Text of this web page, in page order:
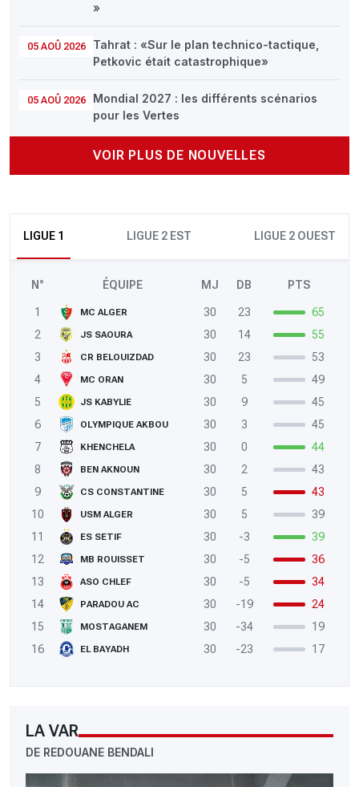
»
05 AOÛ 2026
Tahrat : «Sur le plan technico-tactique,
Petkovic était catastrophique»
05 AOÛ 2026
Mondial 2027 : les différents scénarios
pour les Vertes
VOIR PLUS DE NOUVELLES
LIGUE 1 LIGUE 2 EST LIGUE 2 OUEST
N° ÉQUIPE MJ DB PTS
1 MC ALGER 30 23
65
2
JS SAOURA 30 14
55
3
CR BELOUIZDAD 30 23
53
4
MC ORAN 30 5
49
5
JS KABYLIE 30 9
45
6
OLYMPIQUE AKBOU 30 3
45
7
KHENCHELA 30 0
44
8
BEN AKNOUN 30 2
43
9
CS CONSTANTINE 30 5
43
10
USM ALGER 30 5
39
11
ES SETIF 30 -3
39
12
MB ROUISSET 30 -5
36
13
ASO CHLEF 30 -5
34
14
PARADOU AC 30 -19
24
15
MOSTAGANEM 30 -34
19
16
EL BAYADH 30 -23 17
LA VAR
DE REDOUANE BENDALI